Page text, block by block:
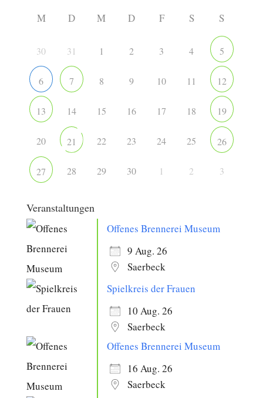
M D M D F S S
30 31 1 2 3 4 5
6 7 8 9 10 11 12
13 14 15 16 17 18 19
20 21 22 23 24 25 26
27 28 29 30 1 2 3
Veranstaltungen
Offenes Brennerei Museum
9 Aug. 26
Saerbeck
Spielkreis der Frauen
10 Aug. 26
Saerbeck
Offenes Brennerei Museum
16 Aug. 26
Saerbeck